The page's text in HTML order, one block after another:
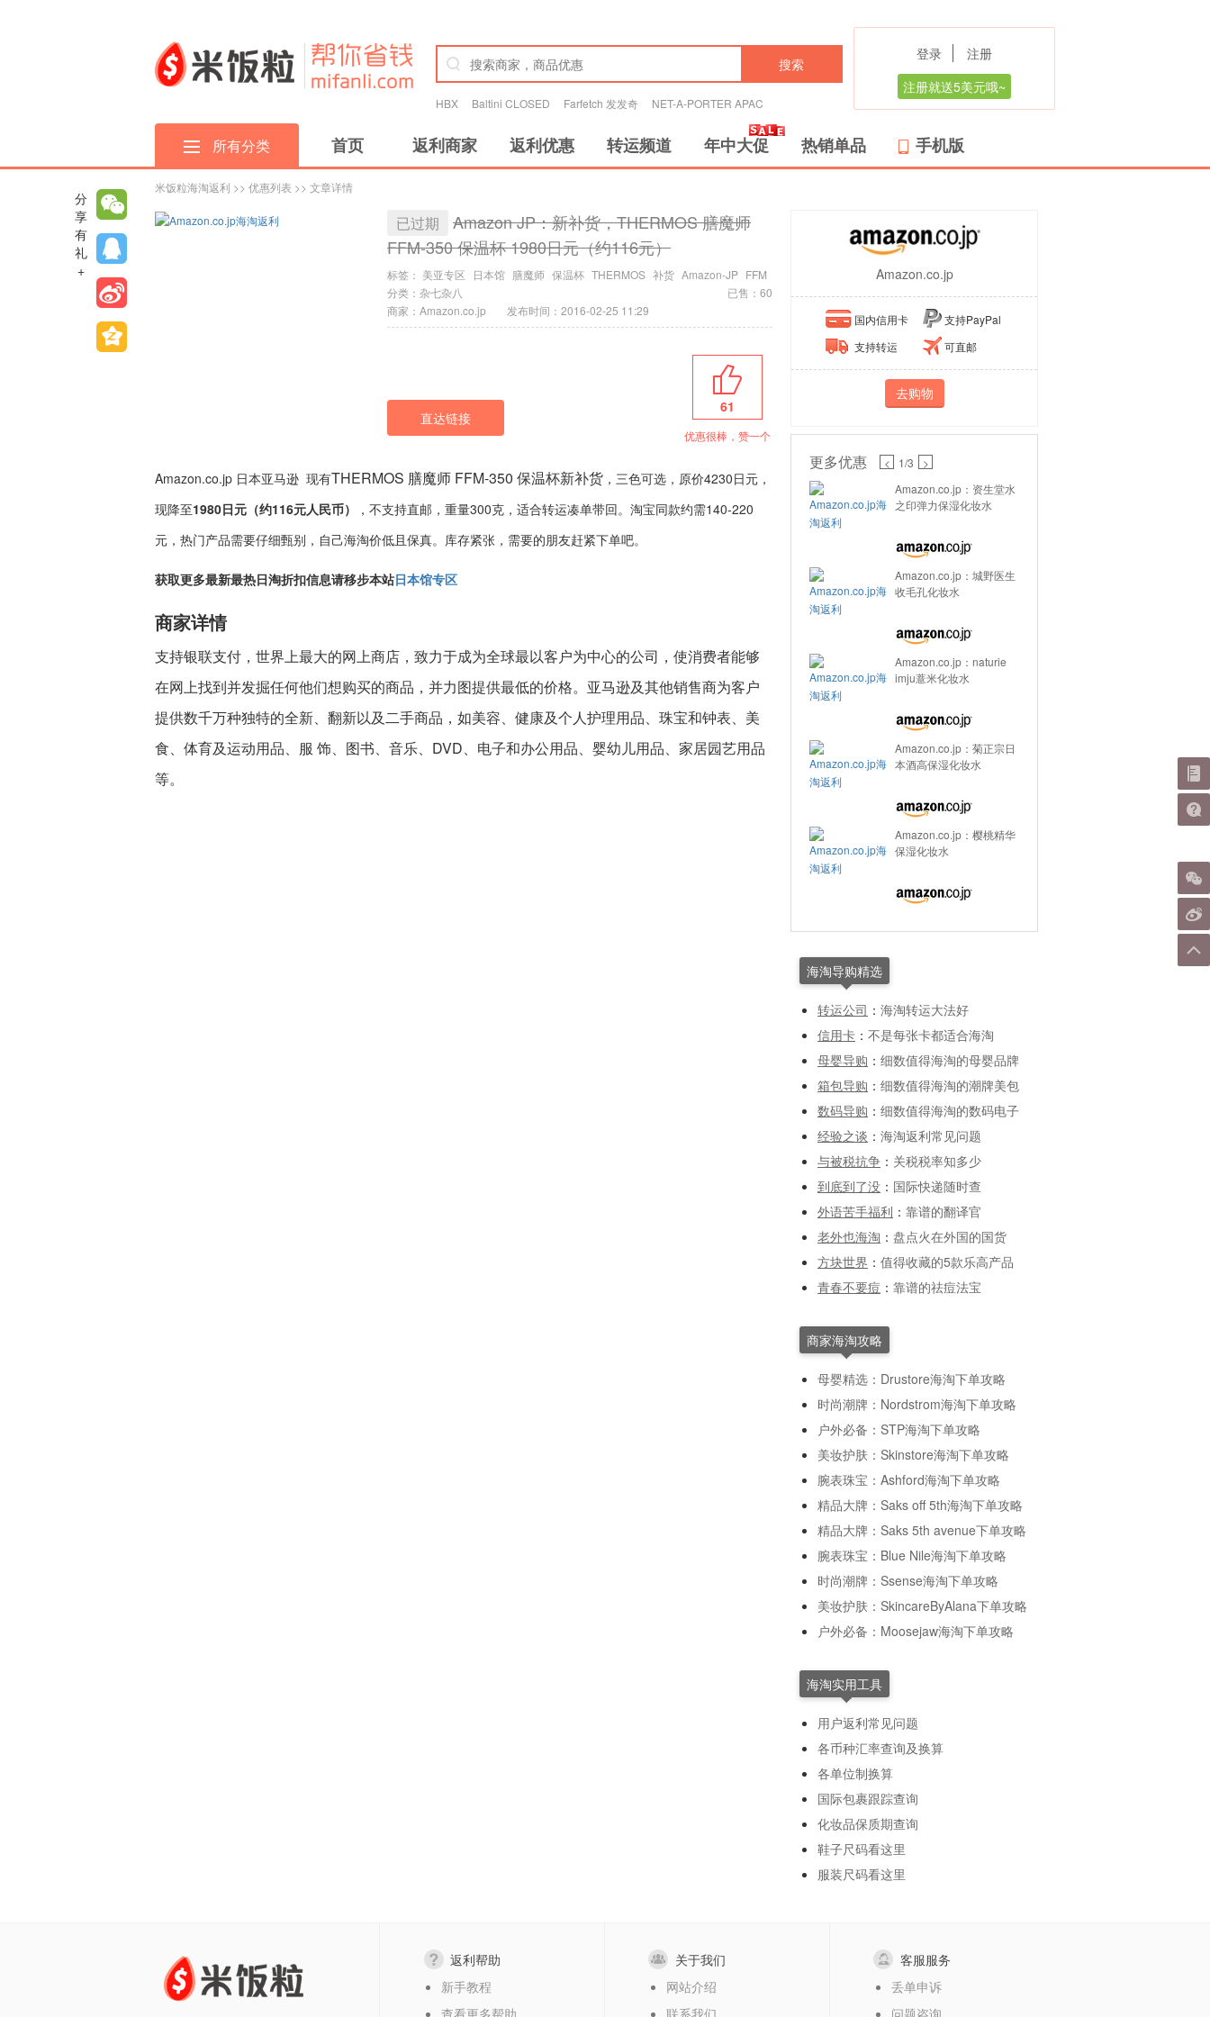
搜索
HBX Baltini CLOSED Farfetch 发发奇 NET-A-PORTER APAC
登录
注册
注册就送5美元哦~
所有分类 首页 返利商家 返利优惠 转运频道 年中大促 热销单品 手机版
米饭粒海淘返利 >> 优惠列表 >> 文章详情
已过期
Amazon JP：新补货，THERMOS 膳魔师
FFM-350 保温杯 1980日元（约116元）
标签： 美亚专区 日本馆 膳魔师 保温杯 THERMOS 补货 Amazon-JP FFM
分类： 杂七杂八
已售：60
商家：Amazon.co.jp
发布时间：2016-02-25 11:29
直达链接
61
优惠很棒，赞一个
Amazon.co.jp 日本亚马逊 现有THERMOS 膳魔师 FFM-350 保温杯新补货 ，三色可选，原价4230日元，
现降至1980日元（约116元人民币）
，不支持直邮，重量300克，适合转运凑单带回。淘宝同款约需140-220
元，热门产品需要仔细甄别，自己海淘价低且保真。库存紧张，需要的朋友赶紧下单吧。
获取更多最新最热日淘折扣信息请移步本站日本馆专区
商家详情
支持银联支付，世界上最大的网上商店，致力于成为全球最以客户为中心的公司，使消费者能够
在网上找到并发掘任何他们想购买的商品，并力图提供最低的价格。亚马逊及其他销售商为客户
提供数千万种独特的全新、翻新以及二手商品，如美容、健康及个人护理用品、珠宝和钟表、美
食、体育及运动用品、服 饰、图书、音乐、DVD、电子和办公用品、婴幼儿用品、家居园艺用品
等。
Amazon.co.jp
国内信用卡
支持PayPal
支持转运
可直邮
去购物
更多优惠 < 1/3
>
Amazon.co.jp：资生堂水
之印弹力保湿化妆水
Amazon.co.jp：城野医生
收毛孔化妆水
Amazon.co.jp：naturie
imju薏米化妆水
Amazon.co.jp：菊正宗日
本酒高保湿化妆水
Amazon.co.jp：樱桃精华
保湿化妆水
海淘导购精选
转运公司 ： 海淘转运大法好
信用卡 ： 不是每张卡都适合海淘
母婴导购 ： 细数值得海淘的母婴品牌
箱包导购 ： 细数值得海淘的潮牌美包
数码导购 ： 细数值得海淘的数码电子
经验之谈 ： 海淘返利常见问题
与被税抗争 ： 关税税率知多少
到底到了没 ： 国际快递随时查
外语苦手福利 ： 靠谱的翻译官
老外也海淘 ： 盘点火在外国的国货
方块世界 ： 值得收藏的5款乐高产品
青春不要痘 ： 靠谱的祛痘法宝
商家海淘攻略
母婴精选：Drustore海淘下单攻略
时尚潮牌：Nordstrom海淘下单攻略
户外必备：STP海淘下单攻略
美妆护肤：Skinstore海淘下单攻略
腕表珠宝：Ashford海淘下单攻略
精品大牌：Saks off 5th海淘下单攻略
精品大牌：Saks 5th avenue下单攻略
腕表珠宝：Blue Nile海淘下单攻略
时尚潮牌：Ssense海淘下单攻略
美妆护肤：SkincareByAlana下单攻略
户外必备：Moosejaw海淘下单攻略
海淘实用工具
用户返利常见问题
各币种汇率查询及换算
各单位制换算
国际包裹跟踪查询
化妆品保质期查询
鞋子尺码看这里
服装尺码看这里
分
享
有
礼
+
返利帮助
新手教程
查看更多帮助
关于我们
网站介绍
联系我们
客服服务
丢单申诉
问题咨询